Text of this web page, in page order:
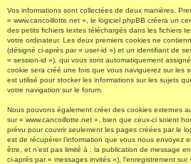
Vos informations sont collectées de deux manières.
« www.cancoillotte.net », le logiciel phpBB créera un
des petits fichiers textes téléchargés dans les fichiers
votre ordinateur. Les deux premiers cookies ne
(désigné ci-après par « user-id ») et un identifiant de
« session-id »), qui vous sont automatiquement
cookie sera créé une fois que vous naviguerez sur les
est utilisé pour stocker les informations sur les sujets
votre navigation sur le forum.
Nous pouvons également créer des cookies externes
sur « www.cancoillotte.net », bien que ceux-ci soient
prévu pour couvrir seulement les pages créées par le
est de récupérer l’information que vous nous envoyez
être, et n’est pas limité à : la publication de message
ci-après par « messages invités »), l’enregistrement